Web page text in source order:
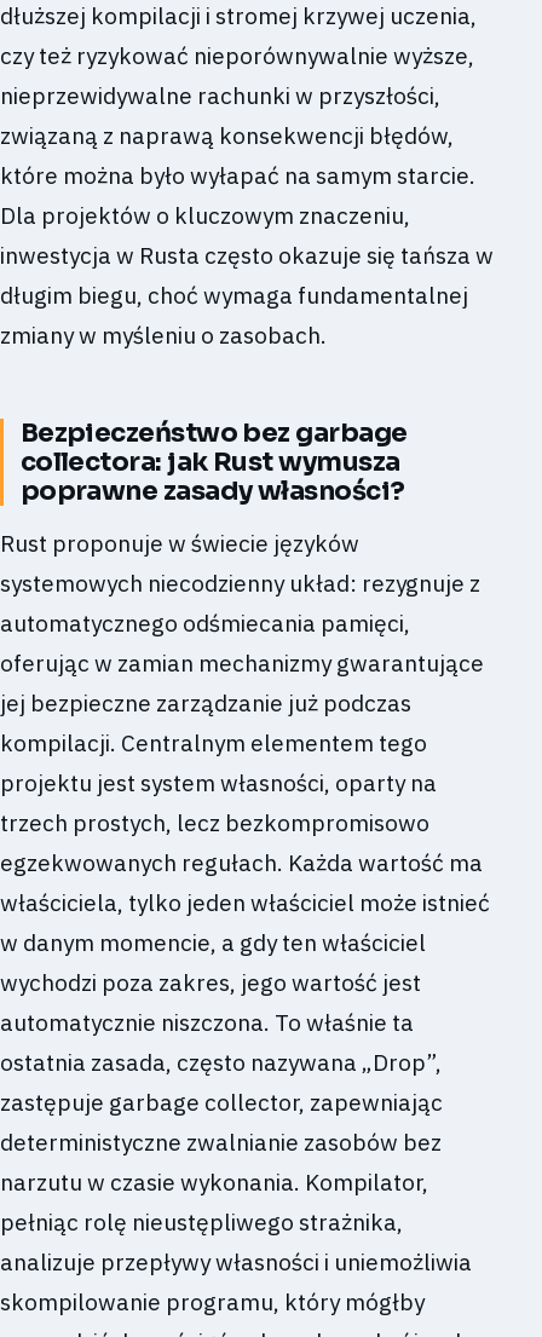
dłuższej kompilacji i stromej krzywej uczenia,
czy też ryzykować nieporównywalnie wyższe,
nieprzewidywalne rachunki w przyszłości,
związaną z naprawą konsekwencji błędów,
które można było wyłapać na samym starcie.
Dla projektów o kluczowym znaczeniu,
inwestycja w Rusta często okazuje się tańsza w
długim biegu, choć wymaga fundamentalnej
zmiany w myśleniu o zasobach.
Bezpieczeństwo bez garbage
collectora: jak Rust wymusza
poprawne zasady własności?
Rust proponuje w świecie języków
systemowych niecodzienny układ: rezygnuje z
automatycznego odśmiecania pamięci,
oferując w zamian mechanizmy gwarantujące
jej bezpieczne zarządzanie już podczas
kompilacji. Centralnym elementem tego
projektu jest system własności, oparty na
trzech prostych, lecz bezkompromisowo
egzekwowanych regułach. Każda wartość ma
właściciela, tylko jeden właściciel może istnieć
w danym momencie, a gdy ten właściciel
wychodzi poza zakres, jego wartość jest
automatycznie niszczona. To właśnie ta
ostatnia zasada, często nazywana „Drop”,
zastępuje garbage collector, zapewniając
deterministyczne zwalnianie zasobów bez
narzutu w czasie wykonania. Kompilator,
pełniąc rolę nieustępliwego strażnika,
analizuje przepływy własności i uniemożliwia
skompilowanie programu, który mógłby